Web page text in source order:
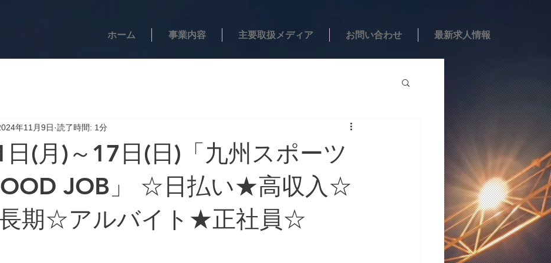
ホーム 事業内容 主要取扱メディア お問い合わせ 最新求人情報
(月)～17日(日)「九州スポーツ
JOB」 ☆日払い★高収入☆
期☆アルバイト★正社員☆
年11月9日 読了時間: 1分